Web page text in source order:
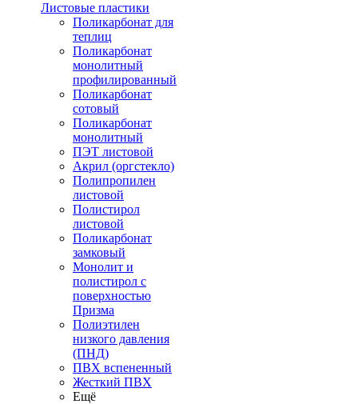
Листовые пластики
Поликарбонат для
теплиц
Поликарбонат
монолитный
профилированный
Поликарбонат
сотовый
Поликарбонат
монолитный
ПЭТ листовой
Акрил (оргстекло)
Полипропилен
листовой
Полистирол
листовой
Поликарбонат
замковый
Монолит и
полистирол с
поверхностью
Призма
Полиэтилен
низкого давления
(ПНД)
ПВХ вспененный
Жесткий ПВХ
Ещё